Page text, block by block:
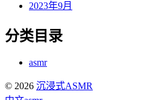
2023年9月
分类目录
asmr
© 2026 沉浸式ASMR